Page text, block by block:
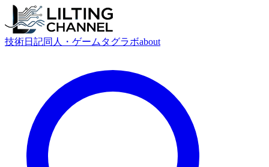
技術日記同人・ゲーム タグラボabout